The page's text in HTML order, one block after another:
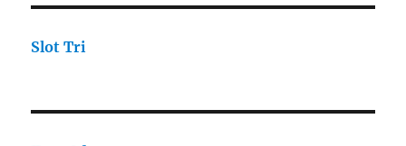
Slot Tri